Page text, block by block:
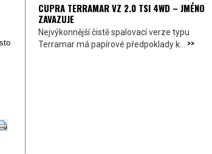
CUPRA TERRAMAR VZ 2.0 TSI 4WD – JMÉNO
ZAVAZUJE
Nejvýkonnější čistě spalovací verze typu
Terramar má papírové předpoklady k... >>